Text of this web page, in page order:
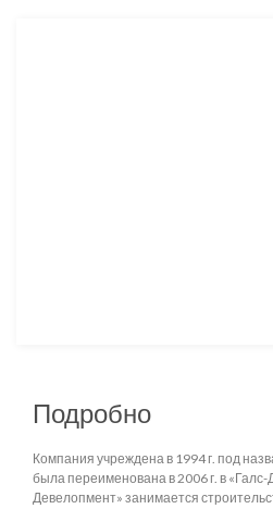
Подробно
Компания учреждена в 1994 г. под
была переименована в 2006 г. в
Девелопмент» занимается